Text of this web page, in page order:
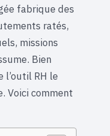
fabrique des
ratés,
missions
Bien
l’outil RH le
Voici comment